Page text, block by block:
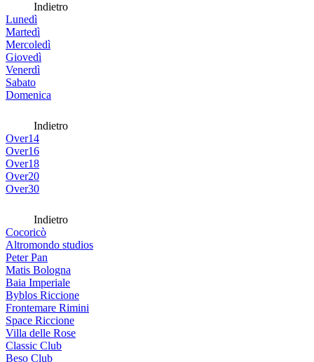
Indietro
Lunedì
Martedì
Mercoledì
Giovedì
Venerdì
Sabato
Domenica
Indietro
Over14
Over16
Over18
Over20
Over30
Indietro
Cocoricò
Altromondo studios
Peter Pan
Matis Bologna
Baia Imperiale
Byblos Riccione
Frontemare Rimini
Space Riccione
Villa delle Rose
Classic Club
Beso Club